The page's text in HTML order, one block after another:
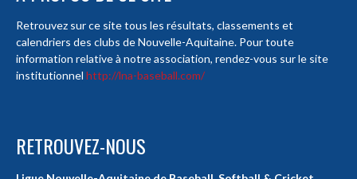
Retrouvez sur ce site tous les résultats, classements et
calendriers des clubs de Nouvelle-Aquitaine. Pour toute
information relative à notre association, rendez-vous sur le site
institutionnel http://lna-baseball.com/
RETROUVEZ-NOUS